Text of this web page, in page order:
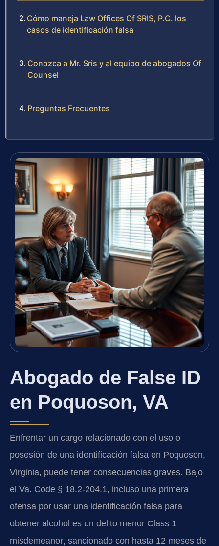
Cómo maneja Law Offices Of SRIS, P.C. los
casos de identificación falsa
Conozca a Mr. Sris y al equipo de abogados Of
Counsel
Preguntas Frecuentes
Abogado de False ID
en Poquoson, VA
Enfrentar un cargo relacionado con el uso o
posesión de una identificación falsa en Poquoson,
Virginia, puede tener consecuencias graves. Bajo
el Va. Code § 18.2-204.1, incluso una primera
ofensa por usar una identificación falsa para
obtener alcohol es un delito menor Class 1
misdemeanor, sancionado con hasta 12 meses de